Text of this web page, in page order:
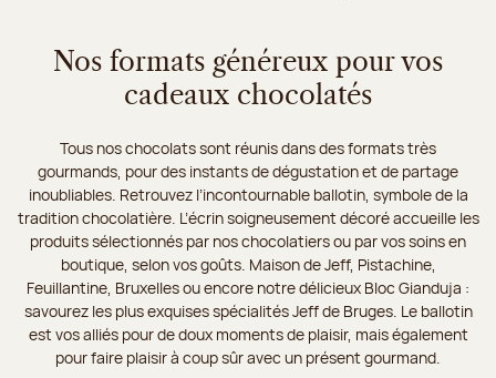
Nos formats généreux pour vos
cadeaux chocolatés
Tous nos chocolats sont réunis dans des formats très
gourmands, pour des instants de dégustation et de partage
inoubliables. Retrouvez l’incontournable ballotin, symbole de la
tradition chocolatière. L’écrin soigneusement décoré accueille les
produits sélectionnés par nos chocolatiers ou par vos soins en
boutique, selon vos goûts. Maison de Jeff, Pistachine,
Feuillantine, Bruxelles ou encore notre délicieux Bloc Gianduja :
savourez les plus exquises spécialités Jeff de Bruges. Le ballotin
est vos alliés pour de doux moments de plaisir, mais également
pour faire plaisir à coup sûr avec un présent gourmand.